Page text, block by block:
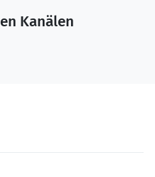
Kanälen